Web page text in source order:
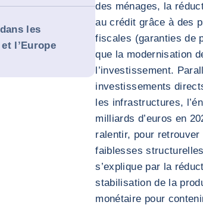
les
l’Europe
des ménages, la
au crédit grâce à des
fiscales (garanties de
que la modernisation
l’investissement.
investissements
les infrastructures,
milliards d’euros en
ralentir, pour
faiblesses
s’explique par la
stabilisation de la
monétaire pour